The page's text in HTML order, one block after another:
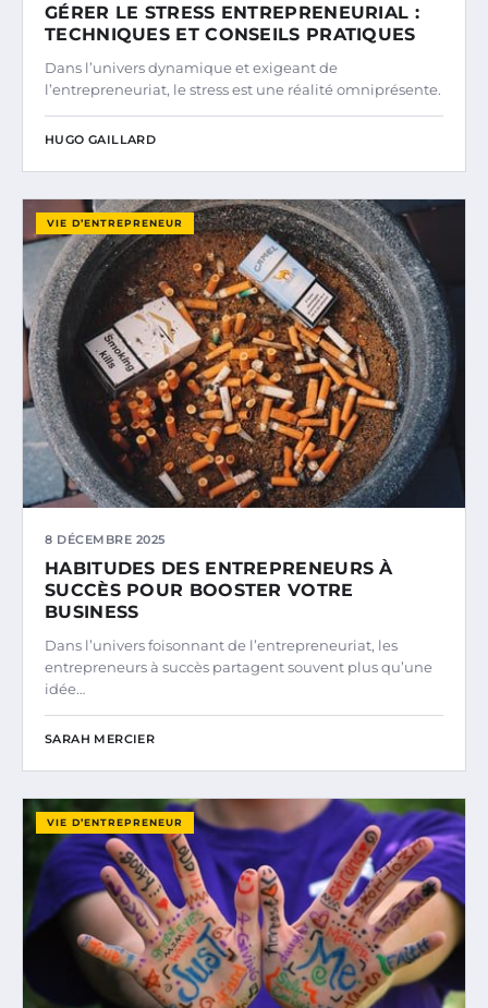
GÉRER LE STRESS ENTREPRENEURIAL :
TECHNIQUES ET CONSEILS PRATIQUES
Dans l’univers dynamique et exigeant de
l’entrepreneuriat, le stress est une réalité omniprésente.
HUGO GAILLARD
VIE D’ENTREPRENEUR
8 DÉCEMBRE 2025
HABITUDES DES ENTREPRENEURS À
SUCCÈS POUR BOOSTER VOTRE
BUSINESS
Dans l’univers foisonnant de l’entrepreneuriat, les
entrepreneurs à succès partagent souvent plus qu’une
idée…
SARAH MERCIER
VIE D’ENTREPRENEUR